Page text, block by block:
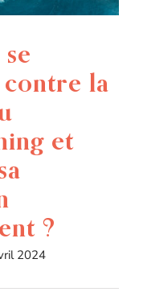
la
et
?
2024